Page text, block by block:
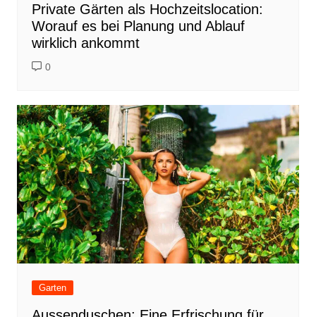
Private Gärten als Hochzeitslocation:
Worauf es bei Planung und Ablauf
wirklich ankommt
0
Garten